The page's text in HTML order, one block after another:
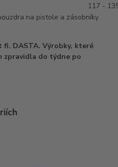
117 -
na pistole a zásobníky
fi. DASTA. Výrobky, které
zpravidla do týdne po